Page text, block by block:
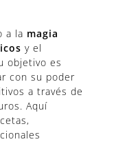
a la magia
y el
objetivo es
con su poder
a través de
Aquí